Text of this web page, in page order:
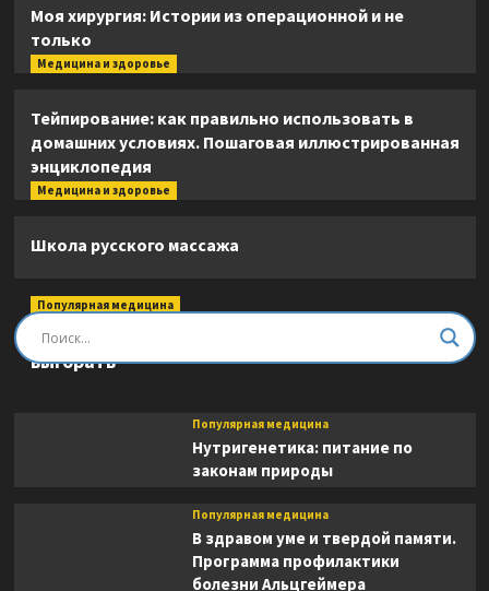
Моя хирургия: Истории из операционной и не
только
Медицина и здоровье
Тейпирование: как правильно использовать в
домашних условиях. Пошаговая иллюстрированная
энциклопедия
Медицина и здоровье
Школа русского массажа
Популярная медицина
Быть врачом. Как помогать, развиваться и не
выгорать
Популярная медицина
Нутригенетика: питание по
законам природы
Популярная медицина
В здравом уме и твердой памяти.
Программа профилактики
болезни Альцгеймера